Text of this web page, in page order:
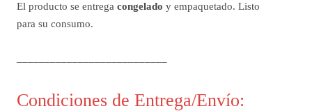
El producto se entrega congelado y empaquetado. Listo
para su consumo.
Condiciones de Entrega/Envío: